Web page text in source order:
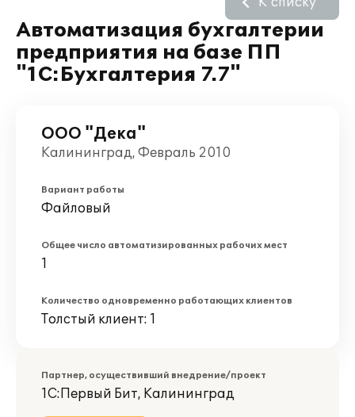
Автоматизация бухгалтерии
предприятия на базе ПП
"1С:Бухгалтерия 7.7"
ООО "Дека"
Калининград, Февраль 2010
Вариант работы
Файловый
Общее число автоматизированных рабочих мест
1
Количество одновременно работающих клиентов
Толстый клиент: 1
Партнер, осуществивший внедрение/проект
1С:Первый Бит, Калининград